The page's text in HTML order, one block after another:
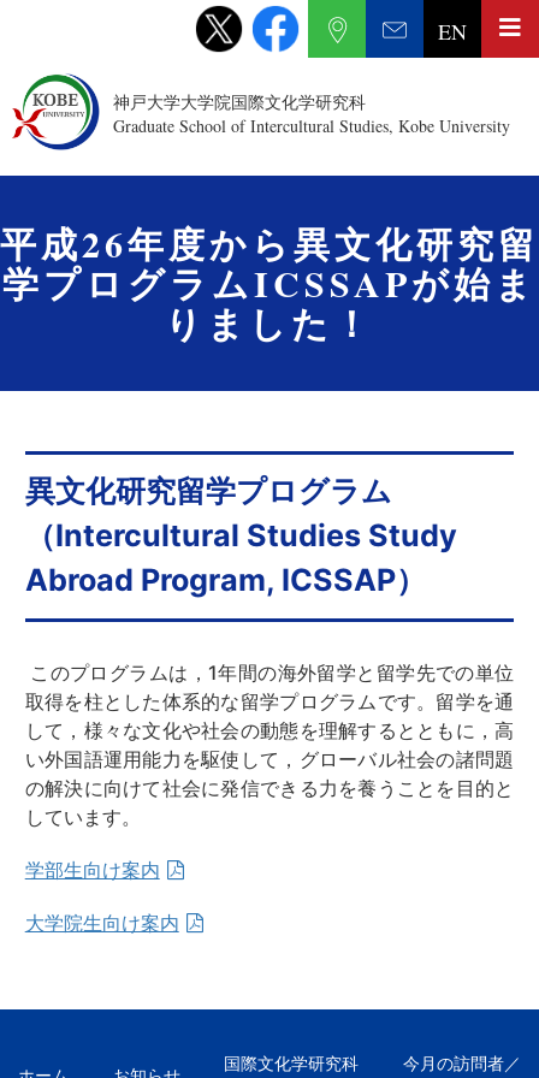
神戸大学大学院国際文化学研究科
Graduate School of Intercultural Studies, Kobe University
EN
平成26年度から異文化研究留
学プログラムICSSAPが始ま
りました！
異文化研究留学プログラム
（Intercultural Studies Study
Abroad Program, ICSSAP）
このプログラムは，1年間の海外留学と留学先での単位
取得を柱とした体系的な留学プログラムです。留学を通
して，様々な文化や社会の動態を理解するとともに，高
い外国語運用能力を駆使して，グローバル社会の諸問題
の解決に向けて社会に発信できる力を養うことを目的と
しています。
学部生向け案内
大学院生向け案内
国際文化学研究科
今月の訪問者／